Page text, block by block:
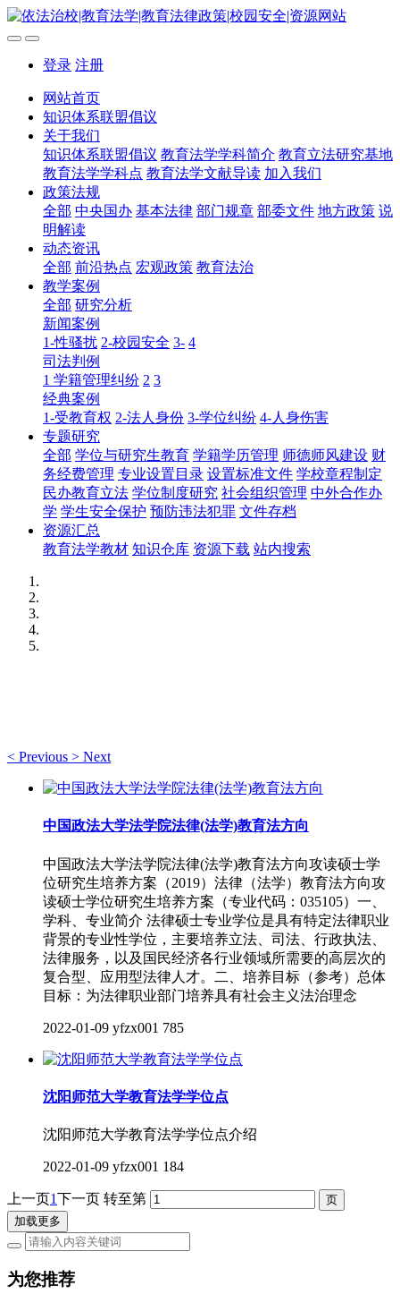
登录 注册
网站首页
知识体系联盟倡议
关于我们
知识体系联盟倡议 教育法学学科简介 教育立法研究基地
教育法学学科点 教育法学文献导读 加入我们
政策法规
全部 中央国办 基本法律 部门规章 部委文件 地方政策 说
明解读
动态资讯
全部 前沿热点 宏观政策 教育法治
教学案例
全部 研究分析
新闻案例
1-性骚扰 2-校园安全 3- 4
司法判例
1 学籍管理纠纷 2 3
经典案例
1-受教育权 2-法人身份 3-学位纠纷 4-人身伤害
专题研究
全部 学位与研究生教育 学籍学历管理 师德师风建设 财
务经费管理 专业设置目录 设置标准文件 学校章程制定
民办教育立法 学位制度研究 社会组织管理 中外合作办
学 学生安全保护 预防违法犯罪 文件存档
资源汇总
教育法学教材 知识仓库 资源下载 站内搜索
< Previous > Next
中国政法大学法学院法律(法学)教育法方向
中国政法大学法学院法律(法学)教育法方向攻读硕士学
位研究生培养方案（2019）法律（法学）教育法方向攻
读硕士学位研究生培养方案（专业代码：035105）一、
学科、专业简介 法律硕士专业学位是具有特定法律职业
背景的专业性学位，主要培养立法、司法、行政执法、
法律服务，以及国民经济各行业领域所需要的高层次的
复合型、应用型法律人才。二、培养目标（参考）总体
目标：为法律职业部门培养具有社会主义法治理念
2022-01-09 yfzx001 785
沈阳师范大学教育法学学位点
沈阳师范大学教育法学学位点介绍
2022-01-09 yfzx001 184
上一页1下一页 转至第
加载更多
为您推荐